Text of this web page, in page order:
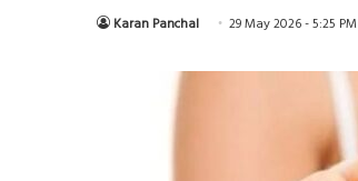
Karan Panchal 29 May 2026 - 5:25 PM